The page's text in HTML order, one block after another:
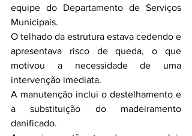
equipe do Departamento de Serviços
Municipais.
O telhado da estrutura estava cedendo e
apresentava risco de queda, o que
motivou a necessidade de uma
intervenção imediata.
A manutenção inclui o destelhamento e
a substituição do madeiramento
danificado.